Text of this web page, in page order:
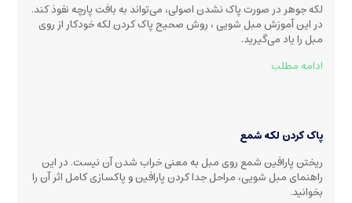
لکه جوهر در صورت پاک نشدن اصولی، می‌تواند به بافت پارچه نفوذ کند.
در این آموزش مبل شویی ، روش صحیح پاک کردن لکه خودکار از روی
مبل را یاد می‌گیرید.
ادامه مطلب
پاک کردن لکه شمع
ریختن پارافین شمع روی مبل به معنی خراب شدن آن نیست. در این
راهنمای مبل شویی، مراحل جدا کردن پارافین و پاکسازی کامل اثر آن را
بخوانید.